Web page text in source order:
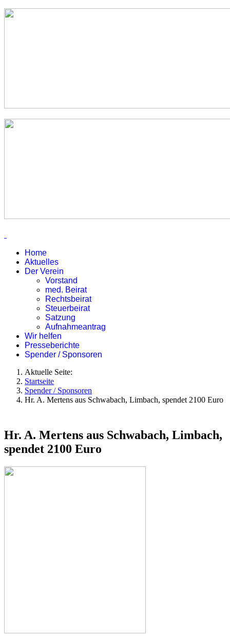
Home
Aktuelles
Der Verein
Vorstand
med. Beirat
Rechtsbeirat
Steuerbeirat
Satzung
Aufnahmeantrag
Wir helfen
Presseberichte
Spender / Sponsoren
Aktuelle Seite:
Startseite
Spender / Sponsoren
Hr. A. Mertens aus Schwabach, Limbach, spendet 2100 Euro
Hr. A. Mertens aus Schwabach, Limbach,
spendet 2100 Euro